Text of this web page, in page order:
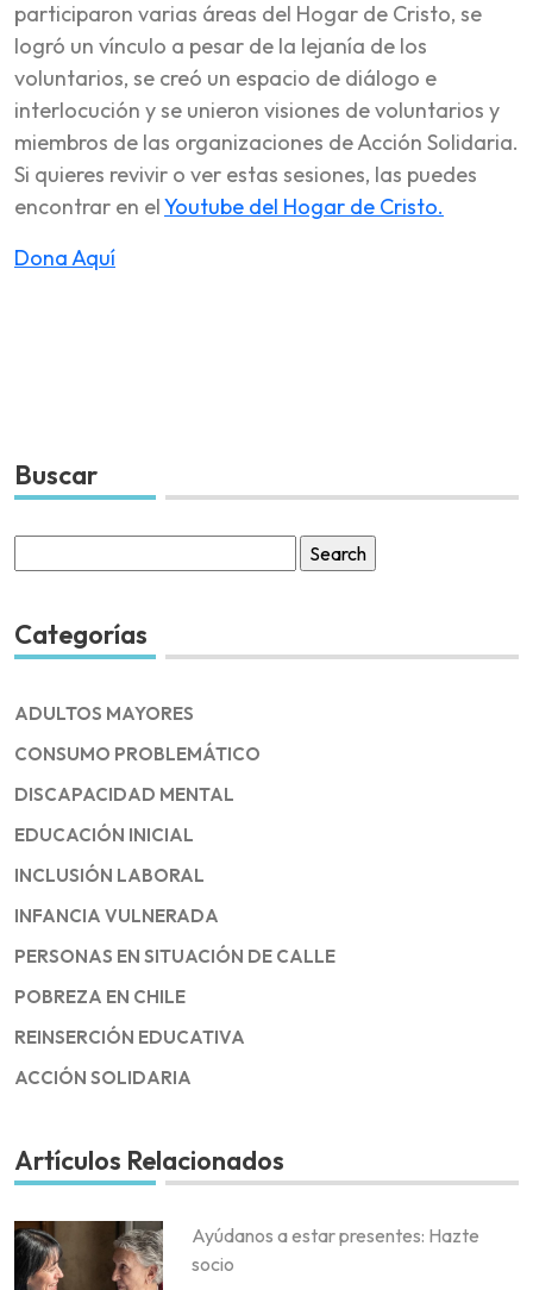
participaron varias áreas del Hogar de Cristo, se
logró un vínculo a pesar de la lejanía de los
voluntarios, se creó un espacio de diálogo e
interlocución y se unieron visiones de voluntarios y
miembros de las organizaciones de Acción Solidaria.
Si quieres revivir o ver estas sesiones, las puedes
encontrar en elYoutube del Hogar de Cristo.
Dona Aquí
Buscar
for:
Categorías
ADULTOS MAYORES
CONSUMO PROBLEMÁTICO
DISCAPACIDAD MENTAL
EDUCACIÓN INICIAL
INCLUSIÓN LABORAL
INFANCIA VULNERADA
PERSONAS EN SITUACIÓN DE CALLE
POBREZA EN CHILE
REINSERCIÓN EDUCATIVA
ACCIÓN SOLIDARIA
Artículos Relacionados
Ayúdanos a estar presentes: Hazte
socio